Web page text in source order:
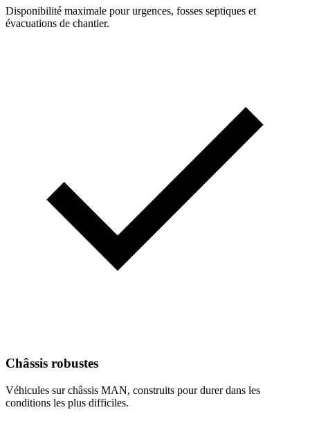
Disponibilité maximale pour urgences, fosses septiques et
évacuations de chantier.
Châssis robustes
Véhicules sur châssis MAN, construits pour durer dans les
conditions les plus difficiles.